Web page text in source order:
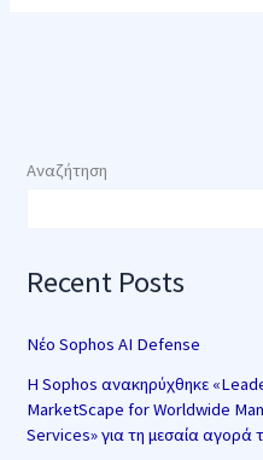
Αναζήτηση
Recent Posts
Νέο Sophos AI Defense
Η Sophos ανακηρύχθηκε
MarketScape for Worldwide
Services» για τη μεσαία αγορά